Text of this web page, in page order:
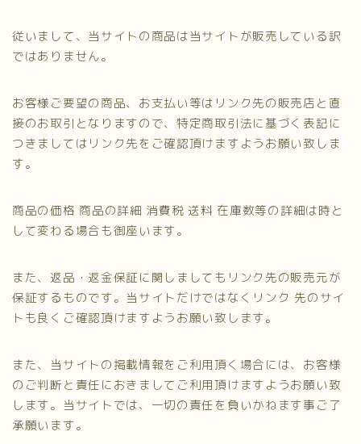
従いまして、当サイトの商品は当サイトが販売している訳
ではありません。
お客様ご要望の商品、お支払い等はリンク先の販売店と直
接のお取引となりますので、特定商取引法に基づく表記に
つきましてはリンク先をご確認頂けますようお願い致しま
す。
商品の価格 商品の詳細 消費税 送料 在庫数等の詳細は時と
して変わる場合も御座います。
また、返品・返金保証に関しましてもリンク先の販売元が
保証するものです。当サイトだけではなくリンク 先のサイ
トも良くご確認頂けますようお願い致します。
また、当サイトの掲載情報をご利用頂く場合には、お客様
のご判断と責任におきましてご利用頂けますようお願い致
します。当サイトでは、一切の責任を負いかねます事ご了
承願います。